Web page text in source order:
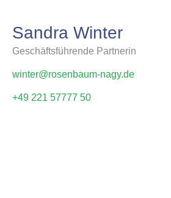
Sandra Winter
Geschäftsführende Partnerin
winter@rosenbaum-nagy.de
+49 221 57777 50